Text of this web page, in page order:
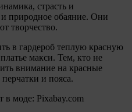
страсть и
и природное обаяние. Они
творчество.
в гардероб теплую красную
макси. Тем, кто не
внимание на красные
и пояса.
в моде: Pixabay.com